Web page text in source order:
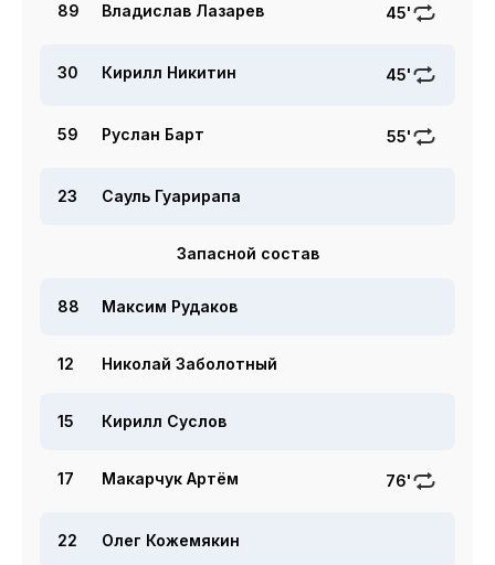
89 Владислав Лазарев 45'
30 Кирилл Никитин 45'
59 Руслан Барт 55'
23 Сауль Гуарирапа
Запасной состав
88 Максим Рудаков
12 Николай Заболотный
15 Кирилл Суслов
17 Макарчук Артём 76'
22 Олег Кожемякин